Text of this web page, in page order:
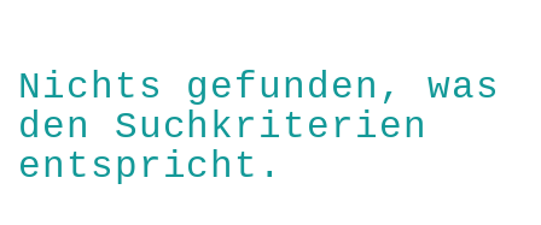
Nichts gefunden, was
den Suchkriterien
entspricht.